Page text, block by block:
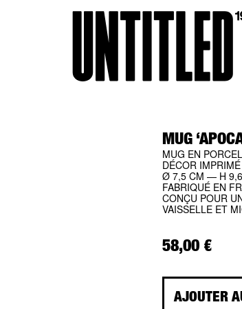
MUG
MUG EN
DÉCOR
Ø 7,5 CM — H
FABRIQUÉ EN
CONÇU POUR
VAISSELLE ET
58,00 €
AJOUTER